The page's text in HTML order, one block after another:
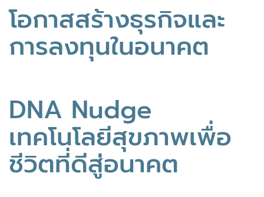
โอกาสสร้างธุรกิจและ
การลงทุนในอนาคต
DNA Nudge
เทคโนโลยีสุขภาพเพื่อ
ชีวิตที่ดีสู่อนาคต